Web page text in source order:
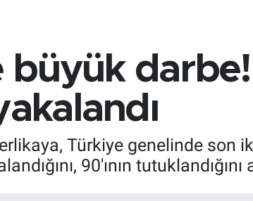
büyük
Türkiye genelinde son
90'ının tutuklandığını